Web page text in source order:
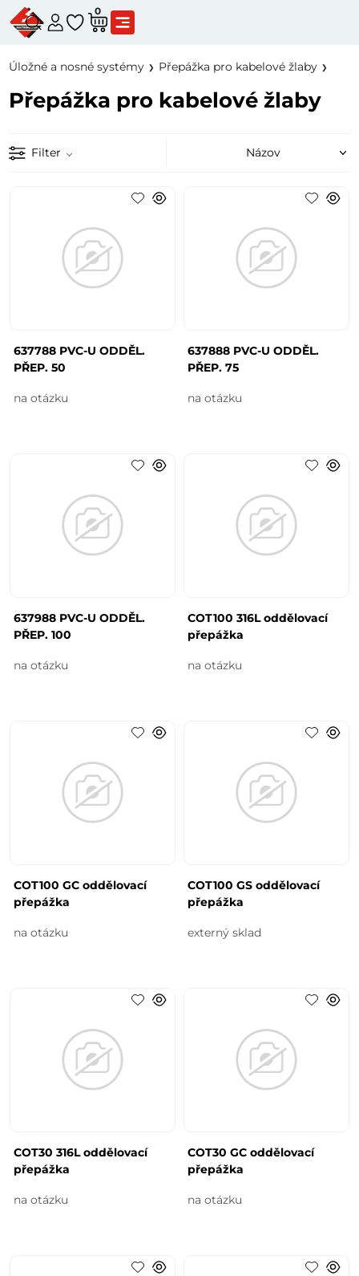
0
Úložné a nosné systémy Přepážka pro kabelové žlaby
Přepážka pro kabelové žlaby
Filter
637788 PVC-U ODDĚL.
PŘEP. 50
na otázku
637888 PVC-U ODDĚL.
PŘEP. 75
na otázku
637988 PVC-U ODDĚL.
PŘEP. 100
na otázku
COT100 316L oddělovací
přepážka
na otázku
COT100 GC oddělovací
přepážka
na otázku
COT100 GS oddělovací
přepážka
externý sklad
COT30 316L oddělovací
přepážka
na otázku
COT30 GC oddělovací
přepážka
na otázku